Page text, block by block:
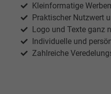
Kleinformatige
Praktischer Nutzwert
Logo und Texte ganz
Individuelle und
Zahlreiche